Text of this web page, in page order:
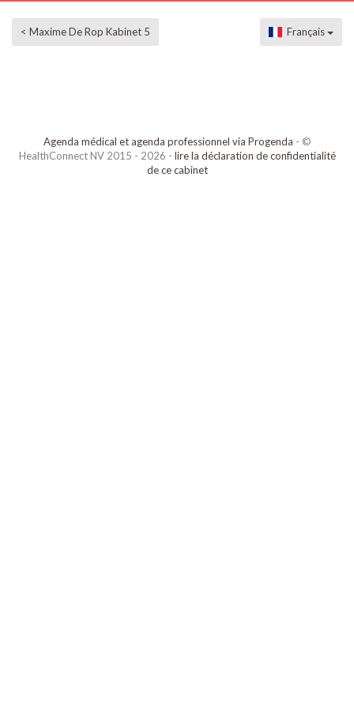
< Maxime De Rop Kabinet 5 Français
Agenda médical et agenda professionnel via Progenda - ©
HealthConnect NV 2015 - 2026 - lire la déclaration de confidentialité
de ce cabinet